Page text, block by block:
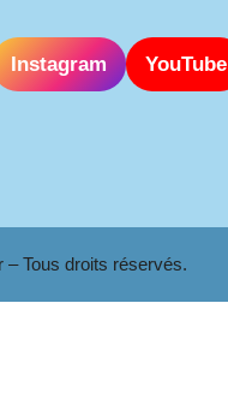
Instagram YouTube
Tous droits réservés.